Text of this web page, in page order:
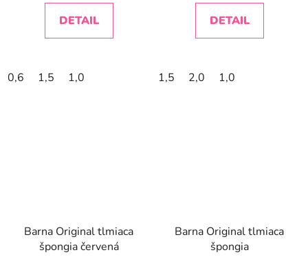
DETAIL
0,6 1,5 1,0
DETAIL
1,5 2,0 1,0
Barna Original tlmiaca
špongia červená
Barna Original tlmiaca
špongia